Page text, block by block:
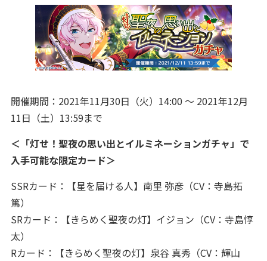
開催期間：2021年11月30日（火）14:00 ～ 2021年12月
11日（土）13:59まで
＜「灯せ！聖夜の思い出とイルミネーションガチャ」で
入手可能な限定カード＞
SSRカード：【星を届ける人】南里 弥彦（CV：寺島拓
篤）
SRカード：【きらめく聖夜の灯】イジョン（CV：寺島惇
太）
Rカード：【きらめく聖夜の灯】泉谷 真秀（CV：輝山